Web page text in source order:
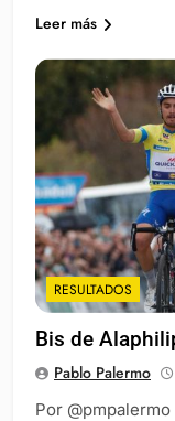
Leer más
RESULTADOS
Bis de
Pablo Palermo
Por